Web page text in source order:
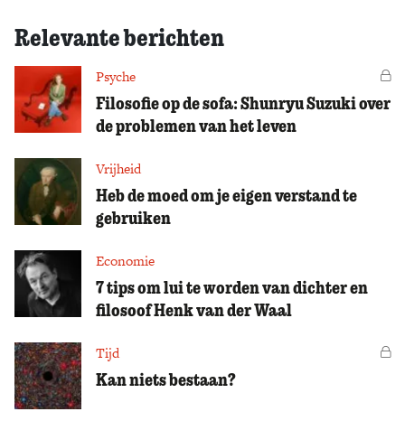
Relevante berichten
Psyche
Filosofie op de sofa: Shunryu Suzuki over
de problemen van het leven
Vrijheid
Heb de moed om je eigen verstand te
gebruiken
Economie
7 tips om lui te worden van dichter en
filosoof Henk van der Waal
Tijd
Kan niets bestaan?